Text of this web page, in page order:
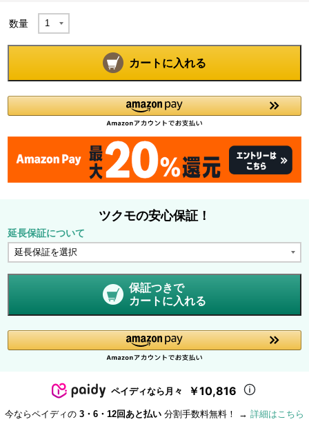
数量
カートに入れる
ツクモの安心保証！
延長保証について
保証つきで
カートに入れる
ペイディなら月々 ￥10,816
今ならペイディの 3・6・12回あと払い 分割手数料無料！ → 詳細はこちら